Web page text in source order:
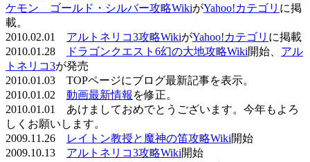
ケモン ゴールド・シルバー攻略WikiがYahoo!カテゴリ に掲
載。
2010.02.01 アルトネリコ3攻略WikiがYahoo!カテゴリ に掲載
2010.01.28
ドラゴンクエスト6幻の大地攻略Wiki開始、 アル
トネリコ3が発売
2010.01.03 TOPページにブログ最新記事を表示。
2010.01.02 動画最新情報 を修正。
2010.01.01 あけましておめでとうございます。今年もよろ
しくお願いします。
2009.11.26
レイトン教授と魔神の笛攻略Wiki開始
2009.10.13 アルトネリコ3攻略Wiki開始